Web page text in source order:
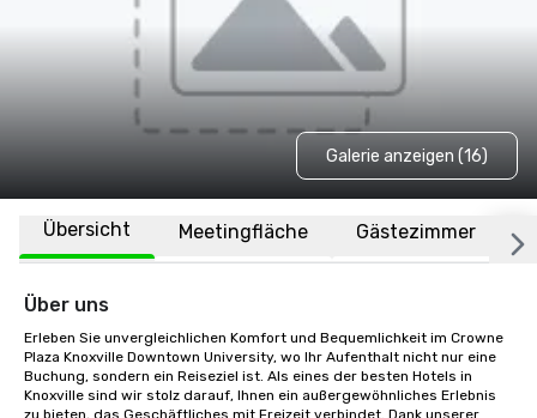
Galerie anzeigen (16)
Übersicht Meetingfläche Gästezimmer
Über uns
Erleben Sie unvergleichlichen Komfort und Bequemlichkeit im Crowne
Plaza Knoxville Downtown University, wo Ihr Aufenthalt nicht nur eine
Buchung, sondern ein Reiseziel ist. Als eines der besten Hotels in
Knoxville sind wir stolz darauf, Ihnen ein außergewöhnliches Erlebnis
zu bieten, das Geschäftliches mit Freizeit verbindet. Dank unserer